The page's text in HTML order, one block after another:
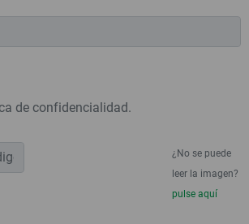
de confidencialidad.
¿No se puede
leer la imagen?
pulse aquí